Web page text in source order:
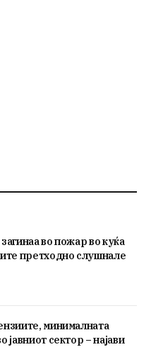
во пожар во куќа
претходно слушнале
минималната
јавниот сектор – најави